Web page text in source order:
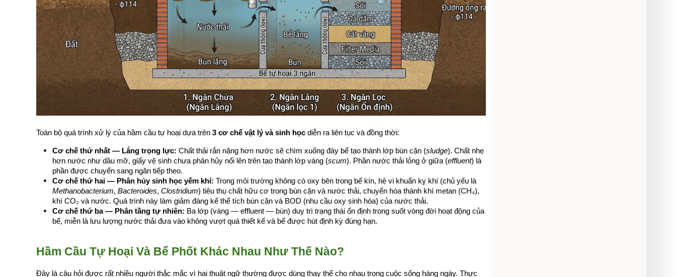
Toàn bộ quá trình xử lý của hầm cầu tự hoại dựa trên 3 cơ chế vật lý và sinh học diễn ra liên tục và đồng thời:
Cơ chế thứ nhất — Lắng trọng lực: Chất thải rắn nặng hơn nước sẽ chìm xuống đáy bể tạo thành lớp bùn cặn (sludge). Chất nhẹ
hơn nước như dầu mỡ, giấy vệ sinh chưa phân hủy nổi lên trên tạo thành lớp váng (scum). Phần nước thải lỏng ở giữa (effluent) là
phần được chuyển sang ngăn tiếp theo.
Cơ chế thứ hai — Phân hủy sinh học yếm khí:
Methanobacterium, Bacteroides, Clostridium) tiêu thụ chất hữu cơ trong bùn cặn và nước thải, chuyển hóa thành khí metan (CH₄),
khí CO₂ và nước. Quá trình này làm giảm đáng kể thể tích bùn cặn và BOD (nhu cầu oxy sinh hóa) của nước thải.
Cơ chế thứ ba — Phân tầng tự nhiên: Ba lớp (váng — effluent — bùn) duy trì trạng thái ổn định trong suốt vòng đời hoạt động của
bể, miễn là lưu lượng nước thải đưa vào không vượt quá thiết kế và bể được hút định kỳ đúng hạn.
Hầm Cầu Tự Hoại Và Bể Phốt Khác Nhau Như Thế Nào?
Đây là câu hỏi được rất nhiều người thắc mắc vì hai thuật ngữ thường được dùng thay thế cho nhau trong cuộc sống hàng ngày. Thực